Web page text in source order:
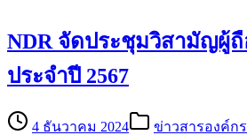
NDR จัดประชุมวิสามัญผู้
ประจำปี 2567
4 ธันวาคม 2024 ข่าวสารองค์กร